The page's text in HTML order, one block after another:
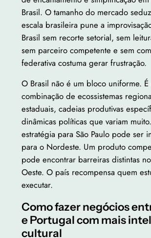
Brasil. O tamanho do mercado
escala brasileira pune a
Brasil sem recorte setorial, sem
sem parceiro competente e sem
federativa costuma gerar frustração.
O Brasil não é um bloco uniforme. É
combinação de ecossistemas
estaduais, cadeias produtivas
dinâmicas políticas que variam
estratégia para São Paulo pode ser
para o Nordeste. Um produto
pode encontrar barreiras distintas
Oeste. O país recompensa quem
executar.
Como fazer negócios
e Portugal com mais
cultural